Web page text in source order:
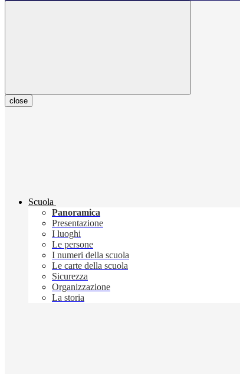
close
Scuola
Panoramica
Presentazione
I luoghi
Le persone
I numeri della scuola
Le carte della scuola
Sicurezza
Organizzazione
La storia